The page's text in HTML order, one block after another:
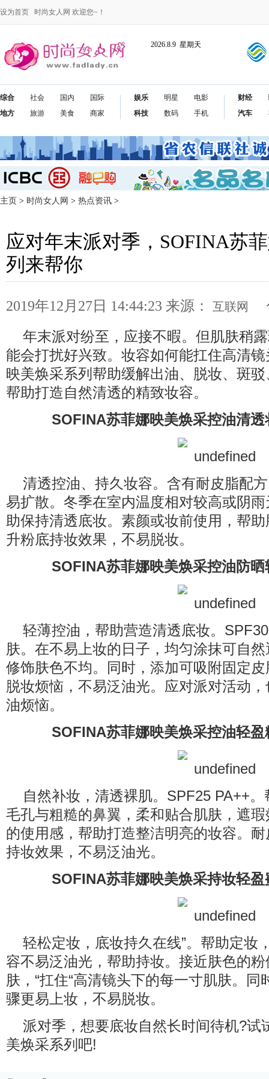
设为首页 时尚女人网 欢迎您~！
2026.8.9 星期天
综合
地方
社会
旅游
国内
美食
国际
商家
娱乐
科技
明星
数码
电影
手机
财经
汽车
主页 > 时尚女人网 > 热点资讯 >
应对年末派对季，SOFINA苏
列来帮你
2019年12月27日 14:44:23 来源： 互联网
年末派对纷至，应接不暇。但肌肤稍
能会打扰好兴致。妆容如何能扛住高清
映美焕采系列帮助缓解出油、脱妆、斑
帮助打造自然清透的精致妆容。
SOFINA苏菲娜映美焕采控油清透
清透控油、持久妆容。含有耐皮脂配
易扩散。冬季在室内温度相对较高或阴
助保持清透底妆。素颜或妆前使用，帮
升粉底持妆效果，不易脱妆。
SOFINA苏菲娜映美焕采控油防晒
轻薄控油，帮助营造清透底妆。
肤。在不易上妆的日子，均匀涂抹可自
修饰肤色不均。同时，添加可吸附固定
脱妆烦恼，不易泛油光。应对派对活动
油烦恼。
SOFINA苏菲娜映美焕采控油轻盈
自然补妆，清透裸肌。SPF25 PA++
毛孔与粗糙的鼻翼，柔和贴合肌肤，遮
的使用感，帮助打造整洁明亮的妆容。
持妆效果，不易泛油光。
SOFINA苏菲娜映美焕采持妆轻盈
轻松定妆，底妆持久在线”。帮助定妆
容不易泛油光，帮助持妆。接近肤色的
肤，“扛住“高清镜头下的每一寸肌肤。同
骤更易上妆，不易脱妆。
派对季，想要底妆自然长时间待机?试
美焕采系列吧!